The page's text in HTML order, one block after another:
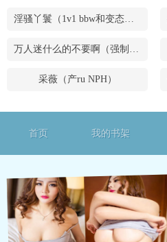
淫骚丫鬟（1v1 bbw和变态腹黑男）
万人迷什么的不要啊（强制NPH）
采薇（产ru NPH）
首页 我的书架